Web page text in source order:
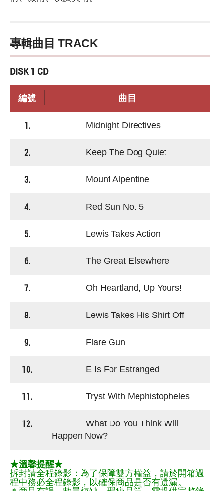
專輯曲目 TRACK
DISK 1 CD
編號 曲目
1. Midnight Directives
2. Keep The Dog Quiet
3. Mount Alpentine
4. Red Sun No. 5
5. Lewis Takes Action
6. The Great Elsewhere
7. Oh Heartland, Up Yours!
8. Lewis Takes His Shirt Off
9. Flare Gun
10. E Is For Estranged
11. Tryst With Mephistopheles
12.
What Do You Think Will
Happen Now?
★溫馨提醒★
拆封請全程錄影：為了保障雙方權益，請於開箱過
程中務必全程錄影，以確保商品是否有遺漏。